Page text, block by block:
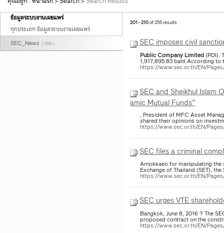
ข้อมูลระบบงานเผยแพร่
ทุกประเภท ข้อมูลระบบงานเผยแพร่
SEC_News ( 255 )
201 - 210of 255 results
SEC imposes civil
PublicCompany Limited (PDI).
1,917,895.83 baht.According
https://www.sec.or.th/EN/
SEC and Sheikhul Islam
amic Mutual Funds”
, President of MFC Asset
shared their opinions on
https://www.sec.or.th/EN/
SEC files a criminal
Arnokkaeo for manipulating
Exchange of Thailand (SET),
https://www.sec.or.th/EN/
SEC urges VTE
Bangkok, June 8, 2016 ? The
proposed contract on the
https://www.sec.or.th/EN/